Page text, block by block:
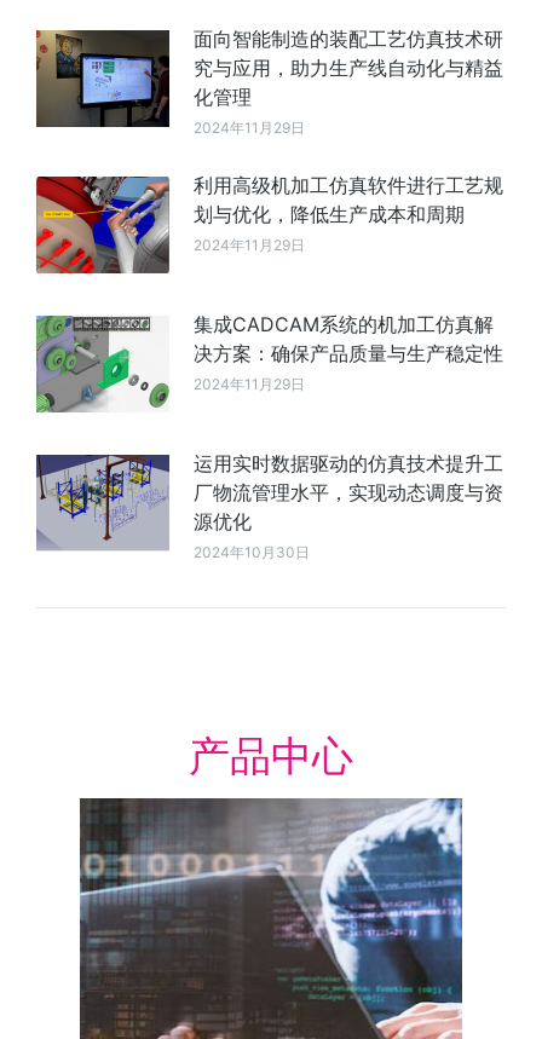
面向智能制造的装配工艺仿真技术研
究与应用，助力生产线自动化与精益
化管理
2024年11月29日
利用高级机加工仿真软件进行工艺规
划与优化，降低生产成本和周期
2024年11月29日
集成CADCAM系统的机加工仿真解
决方案：确保产品质量与生产稳定性
2024年11月29日
运用实时数据驱动的仿真技术提升工
厂物流管理水平，实现动态调度与资
源优化
2024年10月30日
产品中心